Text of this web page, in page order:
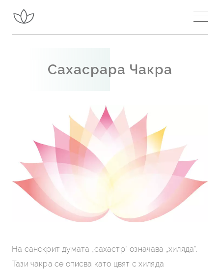
Научете повече
Чакри и Канали
Вътрешна енергия
Шри Матаджи
Допълнително четене
Сахасрара Чакра
На санскрит думата „сахастр“ означава „хиляда“.
Тази чакра се описва като цвят с хиляда